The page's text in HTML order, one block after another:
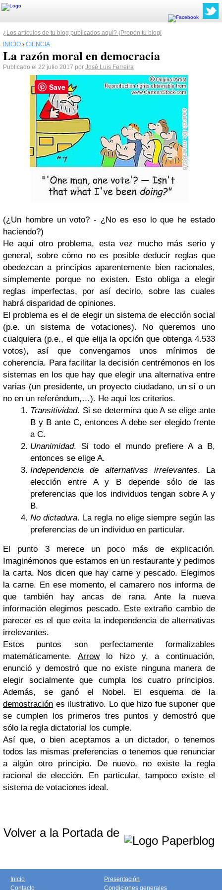
¿Los artículos de tu blog publicados aquí? ¡Propón tu blog!
INICIO › CIENCIA
La razón moral en democracia
Publicado el 22 julio 2017 por José Luis Ferreira
(¿Un hombre un voto? - ¿No es eso lo que he estado
haciendo?)
He aquí otro problema, esta vez mucho más serio y
general, sobre cómo no es posible deducir reglas que
obedezcan a principios aparentemente bien racionales,
simplemente porque no existen. Esto obliga a elegir
reglas imperfectas, por así decirlo, sobre las cuales
habrá disparidad de opiniones.
El problema es el de elegir un sistema de elección social
(p.e. un sistema de votaciones). No queremos uno
cualquiera (p.e., el que elija la opción que obtenga 4.533
votos), así que convengamos unos mínimos de
coherencia. Para facilitar la decisión centrémonos en los
sistemas en los que hay que elegir una alternativa entre
varias (un presidente, un proyecto ciudadano, un sí o un
no en un referéndum,…). He aquí los criterios.
Transitividad. Si se determina que A se elige ante
B y B ante C, entonces A debe ser elegido frente
a C.
Unanimidad. Si todo el mundo prefiere A a B,
entonces se elige A.
Independencia de alternativas irrelevantes. La
elección entre A y B depende sólo de las
preferencias que los individuos tengan sobre A y
B.
No dictadura. La regla no elige siempre según las
preferencias de un individuo en particular.
El punto 3 merece un poco más de explicación.
Imaginémonos que estamos en un restaurante y pedimos
la carta. Nos dicen que hay carne y pescado. Elegimos
la carne. En ese momento, el camarero nos informa de
que también hay ancas de rana. Ante la nueva
información elegimos pescado. Este extraño cambio de
parecer es el que evita la independencia de alternativas
irrelevantes.
Estos puntos son perfectamente formalizables
matemáticamente. Arrowlo hizo y, a continuación,
enunció y demostró que no existe ninguna manera de
elegir socialmente que cumpla los cuatro principios.
Además, se ganó el Nobel. El esquema de la
demostración es ilustrativo. Lo que hizo fue suponer que
se cumplen los primeros tres puntos y demostró que
sólo la regla dictatorial los cumple.
Así que, o bien aceptamos a un dictador, o tenemos
todos las mismas preferencias o tenemos que renunciar
a algún otro principio. De nuevo, no existe la regla
racional de elección. En particular, tampoco existe el
sistema de votaciones ideal.
Volver a la Portada de
Inicio
Contacto
Presentación
Condiciones generales
Save